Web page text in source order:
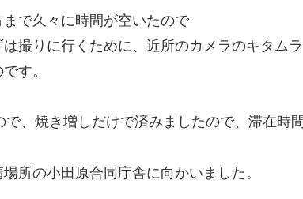
で久々に時間が空いたので
撮りに行くために、近所のカメラのキタム
す。
で、焼き増しだけで済みましたので、滞在時間
所の小田原合同庁舎に向かいました。